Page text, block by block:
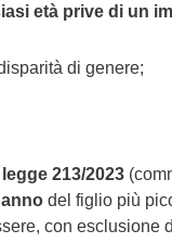
età prive di un
di genere;
legge 213/2023
anno del figlio più
con esclusione